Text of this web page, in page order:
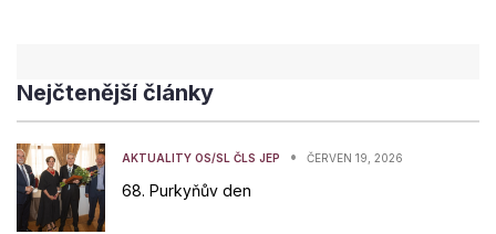
Nejčtenější články
AKTUALITY OS/SL ČLS JEP • ČERVEN 19, 2026
68. Purkyňův den